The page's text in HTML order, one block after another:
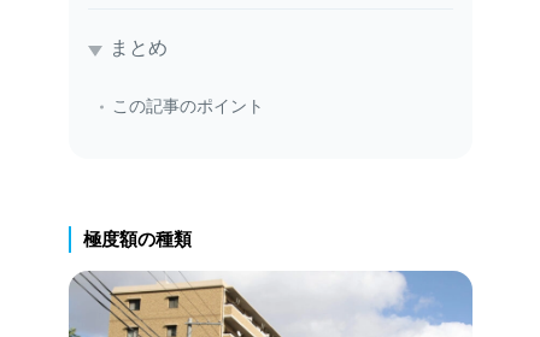
まとめ
この記事のポイント
極度額の種類